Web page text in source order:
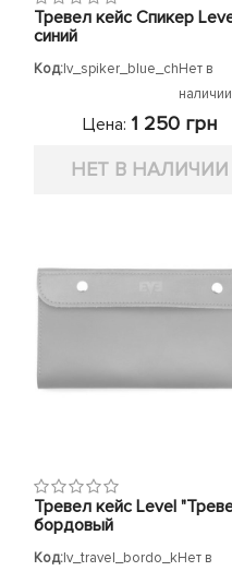
Тревел кейс Спикер
синий
Код:lv_spiker_blue_chНет в
наличии
Цена: 1 250 грн
НЕТ В НАЛИЧИИ
Тревел кейс Level
бордовый
Код:lv_travel_bordo_kНет в